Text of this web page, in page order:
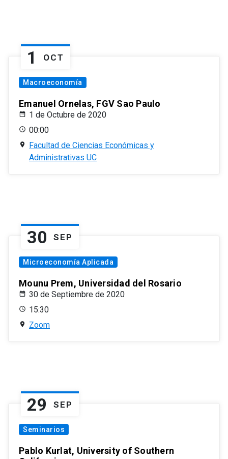
1 OCT
Macroeconomía
Emanuel Ornelas, FGV Sao Paulo
1 de Octubre de 2020
00:00
Facultad de Ciencias Económicas y
Administrativas UC
30 SEP
Microeconomía Aplicada
Mounu Prem, Universidad del Rosario
30 de Septiembre de 2020
15:30
Zoom
29 SEP
Seminarios
Pablo Kurlat, University of Southern